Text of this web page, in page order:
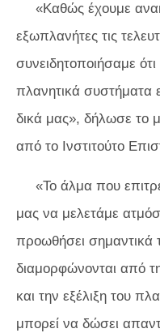
«Καθώς έχουμε
εξωπλανήτες τις
συνειδητοποιήσαμε
πλανητικά συστήματα
δικά μας», δήλωσε το
από το Ινστιτούτο
«Το άλμα που
μας να μελετάμε
προωθήσει σημαντικά
διαμορφώνονται από
και την εξέλιξη του
μπορεί να δώσει